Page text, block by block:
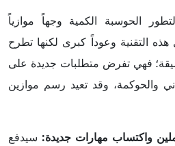
الحوسبة الكمية وجهاً موازياً
هذه التقنية وعوداً كبرى لكنها تطرح
فهي تفرض متطلبات جديدة على
والحوكمة، وقد تعيد رسم موازين
سيدفع